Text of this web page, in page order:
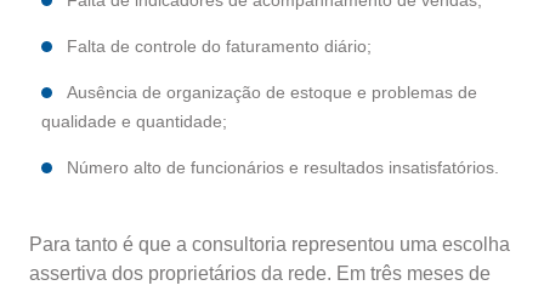
Falta de controle do faturamento diário;
Ausência de organização de estoque e problemas de
qualidade e quantidade;
Número alto de funcionários e resultados insatisfatórios.
Para tanto é que a consultoria representou uma escolha
assertiva dos proprietários da rede. Em três meses de